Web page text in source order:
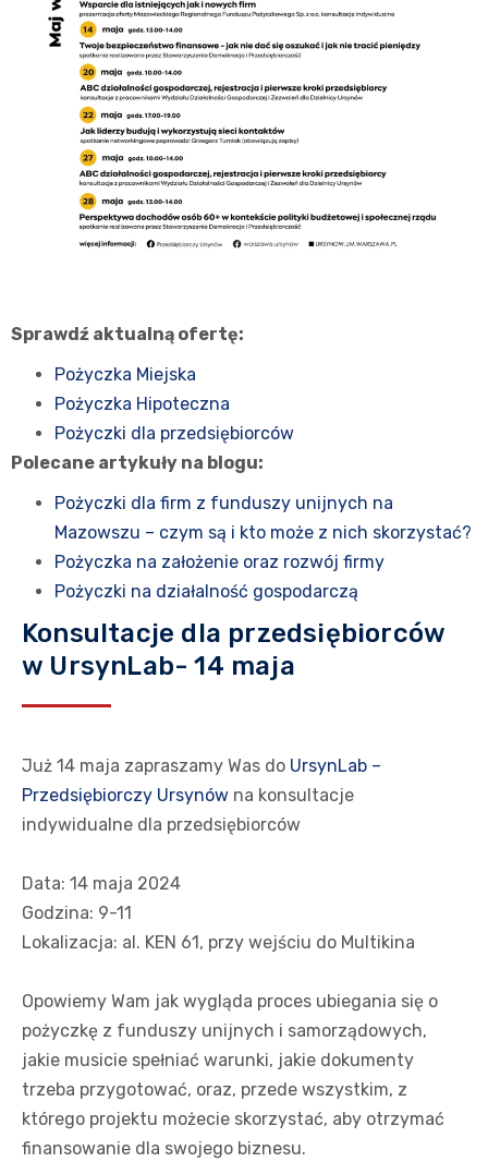
Sprawdź aktualną ofertę:
Pożyczka Miejska
Pożyczka Hipoteczna
Pożyczki dla przedsiębiorców
Polecane artykuły na blogu:
Pożyczki dla firm z funduszy unijnych na
Mazowszu – czym są i kto może z nich skorzystać?
Pożyczka na założenie oraz rozwój firmy
Pożyczki na działalność gospodarczą
Konsultacje dla przedsiębiorców
w UrsynLab- 14 maja
Już 14 maja zapraszamy Was do UrsynLab –
Przedsiębiorczy Ursynów na konsultacje
indywidualne dla przedsiębiorców
Data: 14 maja 2024
Godzina: 9-11
Lokalizacja: al. KEN 61, przy wejściu do Multikina
Opowiemy Wam jak wygląda proces ubiegania się o
pożyczkę z funduszy unijnych i samorządowych,
jakie musicie spełniać warunki, jakie dokumenty
trzeba przygotować, oraz, przede wszystkim, z
którego projektu możecie skorzystać, aby otrzymać
finansowanie dla swojego biznesu.